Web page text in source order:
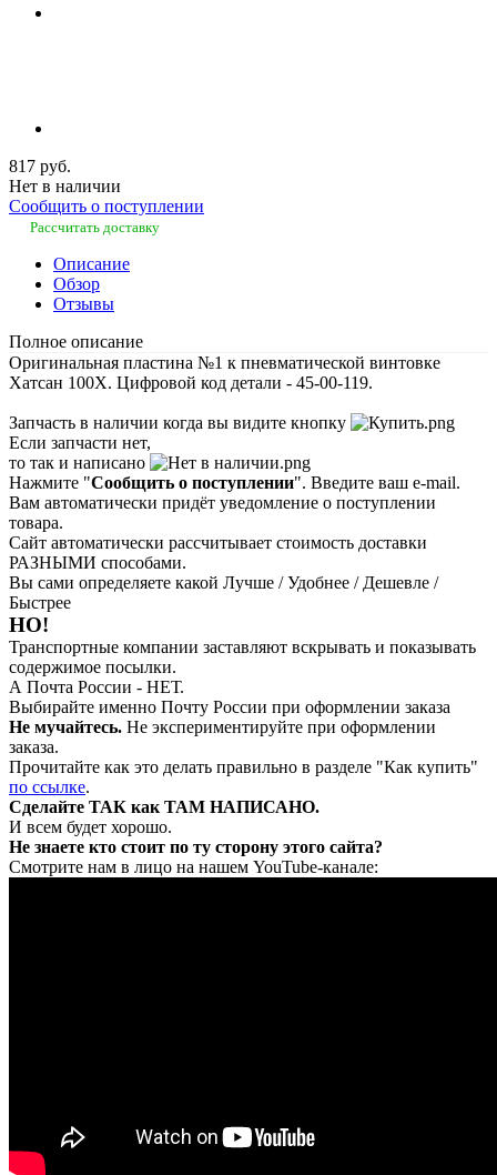
817 руб.
Нет в наличии
Сообщить о поступлении
Рассчитать доставку
Описание
Обзор
Отзывы
Полное описание
Оригинальная пластина №1 к пневматической винтовке
Хатсан 100X. Цифровой код детали - 45-00-119.
Запчасть в наличии когда вы видите кнопку
Если запчасти нет,
то так и написано
Нажмите "Сообщить о поступлении". Введите ваш e-mail.
Вам автоматически придёт уведомление о поступлении
товара.
Сайт автоматически рассчитывает стоимость доставки
РАЗНЫМИ способами.
Вы сами определяете какой Лучше / Удобнее / Дешевле /
Быстрее
НО!
Транспортные компании заставляют вскрывать и показывать
содержимое посылки.
А Почта России - НЕТ.
Выбирайте именно Почту России при оформлении заказа
Не мучайтесь. Не экспериментируйте при оформлении
заказа.
Прочитайте как это делать правильно в разделе "Как купить"
по ссылке.
Сделайте ТАК как ТАМ НАПИСАНО.
И всем будет хорошо.
Не знаете кто стоит по ту сторону этого сайта?
Смотрите нам в лицо на нашем YouTube-канале: